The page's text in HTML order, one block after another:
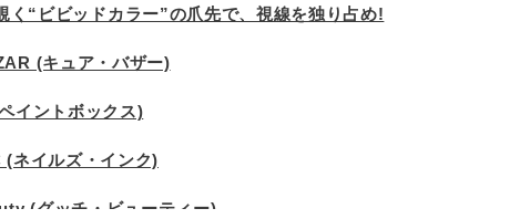
く“ビビッドカラー”の爪先で、視線を独り占め!
(キュア・バザー)
イントボックス)
イルズ・インク)
(グッチ・ビューティー)